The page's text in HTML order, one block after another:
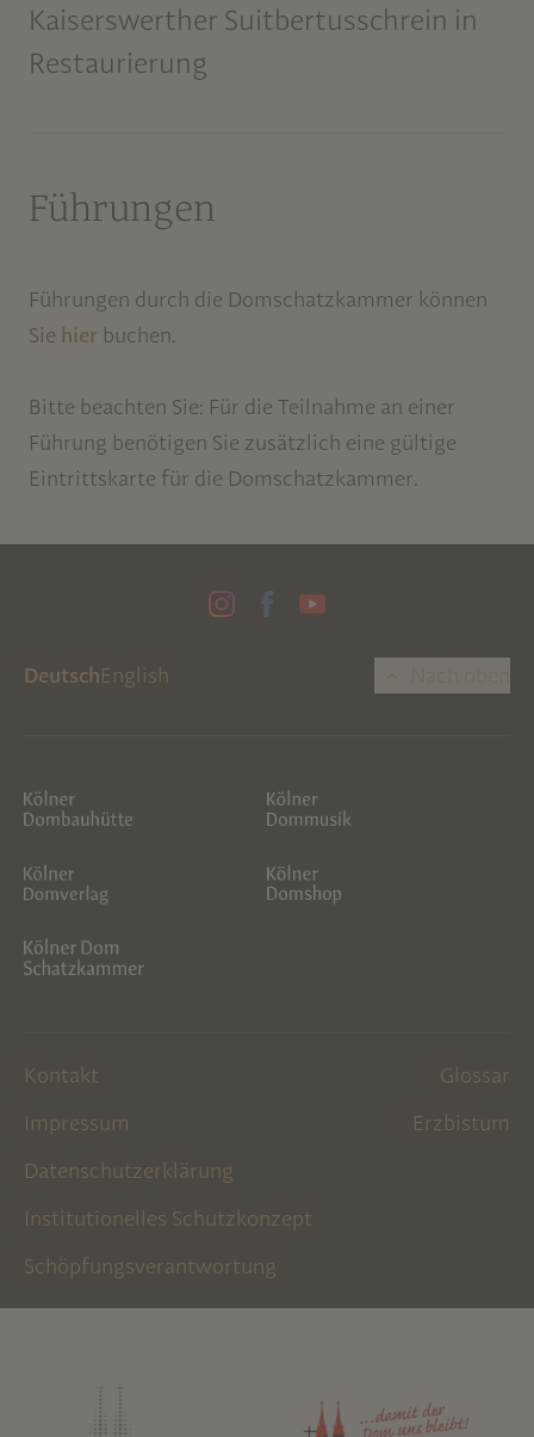
Kaiserswerther Suitbertusschrein in
Restaurierung
Führungen
Führungen durch die Domschatzkammer können
Sie hier buchen.
Bitte beachten Sie: Für die Teilnahme an einer
Führung benötigen Sie zusätzlich eine gültige
Eintrittskarte für die Domschatzkammer.
DeutschEnglish Nach oben
Kontakt
Impressum
Datenschutzerklärung
Institutionelles Schutzkonzept
Schöpfungsverantwortung
Glossar
Erzbistum